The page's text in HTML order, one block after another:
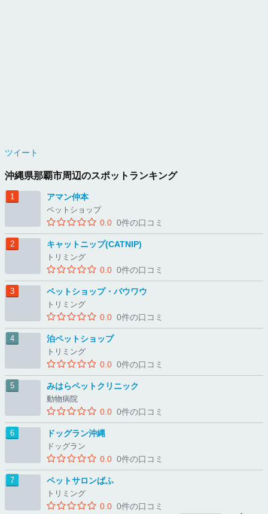
ツイート
沖縄県那覇市周辺のスポットランキング
アマン仲本
ペットショップ
0.0 0件の口コミ
キャットニップ(CATNIP)
トリミング
0.0 0件の口コミ
ペットショップ・バウワウ
トリミング
0.0 0件の口コミ
泊ペットショップ
トリミング
0.0 0件の口コミ
みはらペットクリニック
動物病院
0.0 0件の口コミ
ドッグラン沖縄
ドッグラン
0.0 0件の口コミ
ペットサロンぱふ
トリミング
0.0 0件の口コミ